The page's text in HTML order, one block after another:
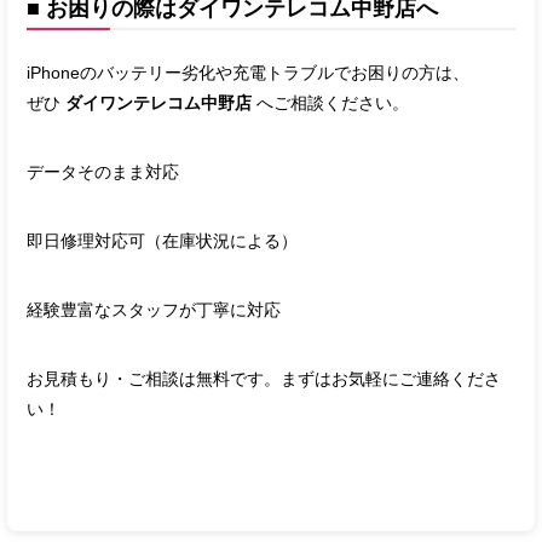
■ お困りの際はダイワンテレコム中野店へ
iPhoneのバッテリー劣化や充電トラブルでお困りの方は、
ぜひ ダイワンテレコム中野店 へご相談ください。
データそのまま対応
即日修理対応可（在庫状況による）
経験豊富なスタッフが丁寧に対応
お見積もり・ご相談は無料です。まずはお気軽にご連絡くださ
い！